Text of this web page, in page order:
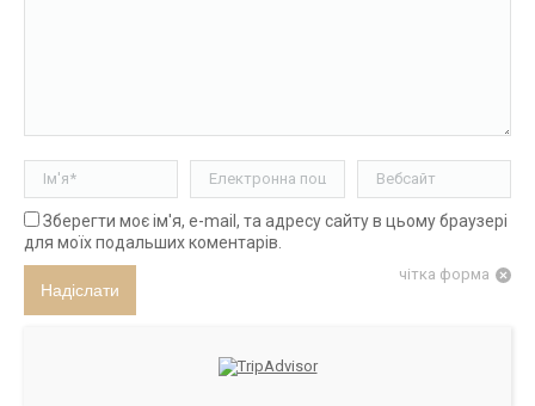
Ім'я * Електронна пошта * Вебсайт
Зберегти моє ім'я, e-mail, та адресу сайту в цьому браузері
для моїх подальших коментарів.
чітка форма
Надіслати